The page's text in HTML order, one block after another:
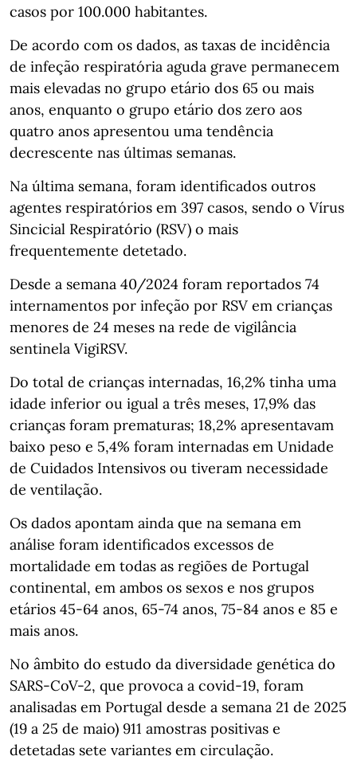
casos por 100.000 habitantes.
De acordo com os dados, as taxas de incidência
de infeção respiratória aguda grave permanecem
mais elevadas no grupo etário dos 65 ou mais
anos, enquanto o grupo etário dos zero aos
quatro anos apresentou uma tendência
decrescente nas últimas semanas.
Na última semana, foram identificados outros
agentes respiratórios em 397 casos, sendo o Vírus
Sincicial Respiratório (RSV) o mais
frequentemente detetado.
Desde a semana 40/2024 foram reportados 74
internamentos por infeção por RSV em crianças
menores de 24 meses na rede de vigilância
sentinela VigiRSV.
Do total de crianças internadas, 16,2% tinha uma
idade inferior ou igual a três meses, 17,9% das
crianças foram prematuras; 18,2% apresentavam
baixo peso e 5,4% foram internadas em Unidade
de Cuidados Intensivos ou tiveram necessidade
de ventilação.
Os dados apontam ainda que na semana em
análise foram identificados excessos de
mortalidade em todas as regiões de Portugal
continental, em ambos os sexos e nos grupos
etários 45-64 anos, 65-74 anos, 75-84 anos e 85 e
mais anos.
No âmbito do estudo da diversidade genética do
SARS-CoV-2, que provoca a covid-19, foram
analisadas em Portugal desde a semana 21 de 2025
(19 a 25 de maio) 911 amostras positivas e
detetadas sete variantes em circulação.